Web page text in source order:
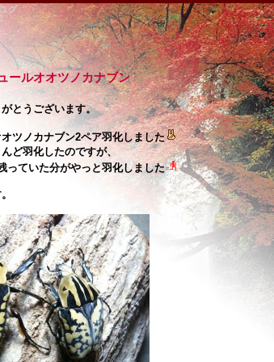
グ
ールオオツノカナブン
とうございます。
ツノカナブン2ペア羽化しました
ど羽化したのですが、
っていた分がやっと羽化しました